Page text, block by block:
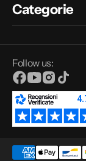
Categorie
Follow us:
Facebook
YouTubeTikTok